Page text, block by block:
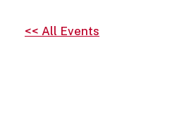
<< All Events